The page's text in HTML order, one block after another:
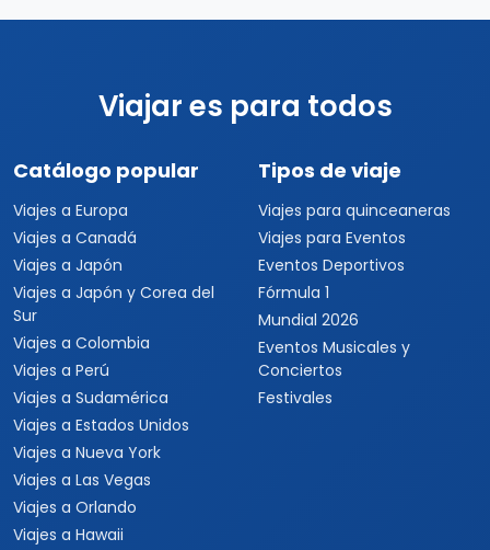
Viajar es para todos
Catálogo popular
Viajes a Europa
Viajes a Canadá
Viajes a Japón
Viajes a Japón y Corea del
Sur
Viajes a Colombia
Viajes a Perú
Viajes a Sudamérica
Viajes a Estados Unidos
Viajes a Nueva York
Viajes a Las Vegas
Viajes a Orlando
Viajes a Hawaii
Tipos de viaje
Viajes para quinceaneras
Viajes para Eventos
Eventos Deportivos
Fórmula 1
Mundial 2026
Eventos Musicales y
Conciertos
Festivales